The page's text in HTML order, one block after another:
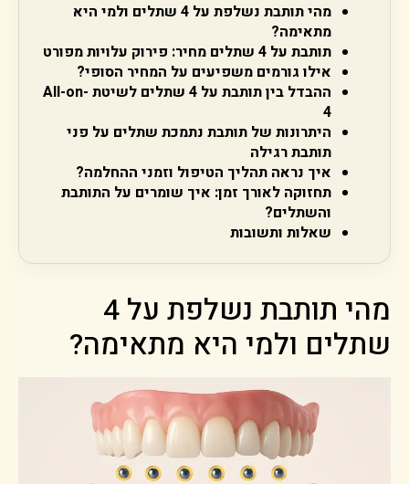
מהי תותבת נשלפת על 4 שתלים ולמי היא
מתאימה?
תותבת על 4 שתלים מחיר: פירוק עלויות מפורט
אילו גורמים משפיעים על המחיר הסופי?
ההבדל בין תותבת על 4 שתלים לשיטת All-on-
4
היתרונות של תותבת נתמכת שתלים על פני
תותבת רגילה
איך נראה תהליך הטיפול וזמני ההחלמה?
תחזוקה לאורך זמן: איך שומרים על התותבת
והשתלים?
שאלות ותשובות
מהי תותבת נשלפת על 4
שתלים ולמי היא מתאימה?